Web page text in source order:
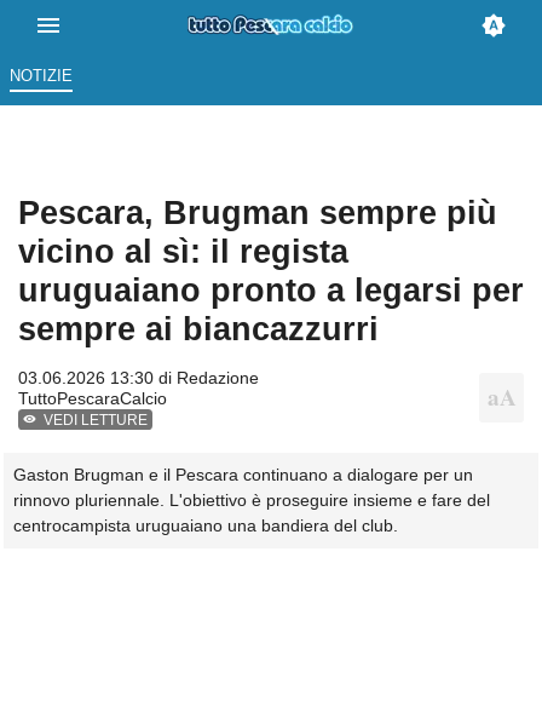
NOTIZIE
Pescara, Brugman sempre più
vicino al sì: il regista
uruguaiano pronto a legarsi per
sempre ai biancazzurri
03.06.2026 13:30 di Redazione
TuttoPescaraCalcio
VEDI LETTURE
Gaston Brugman e il Pescara continuano a dialogare per un
rinnovo pluriennale. L'obiettivo è proseguire insieme e fare del
centrocampista uruguaiano una bandiera del club.